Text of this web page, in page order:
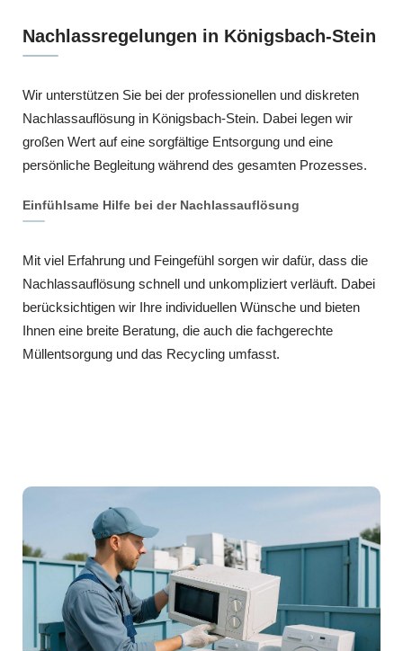
Nachlassregelungen in Königsbach-Stein
Wir unterstützen Sie bei der professionellen und diskreten
Nachlassauflösung in Königsbach-Stein. Dabei legen wir
großen Wert auf eine sorgfältige Entsorgung und eine
persönliche Begleitung während des gesamten Prozesses.
Einfühlsame Hilfe bei der Nachlassauflösung
Mit viel Erfahrung und Feingefühl sorgen wir dafür, dass die
Nachlassauflösung schnell und unkompliziert verläuft. Dabei
berücksichtigen wir Ihre individuellen Wünsche und bieten
Ihnen eine breite Beratung, die auch die fachgerechte
Müllentsorgung und das Recycling umfasst.